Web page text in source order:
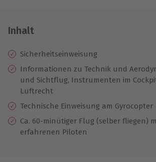
Inhalt
Sicherheitseinweisung
Informationen zu Technik und
und Sichtflug, Instrumenten im
Luftrecht
Technische Einweisung am Gyrocopter
Ca. 60-minütiger Flug (selber fliegen)
erfahrenen Piloten